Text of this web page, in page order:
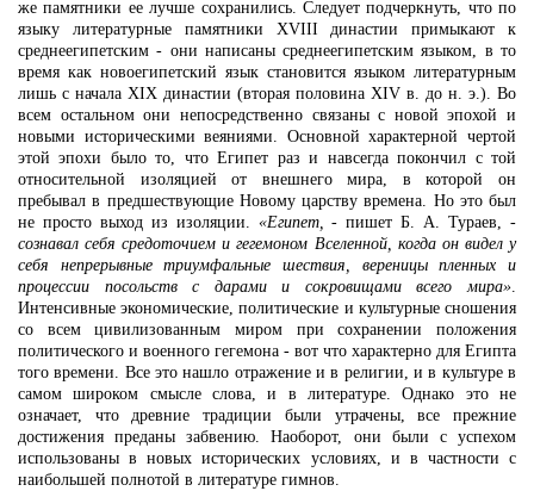
же памятники ее лучше сохранились. Следует подчеркнуть, что по
языку литературные памятники XVIII династии примыкают к
среднеегипетским - они написаны среднеегипетским языком, в то
время как новоегипетский язык становится языком литературным
лишь с начала XIX династии (вторая половина XIV в. до н. э.). Во
всем остальном они непосредственно связаны с новой эпохой и
новыми историческими веяниями. Основной характерной чертой
этой эпохи было то, что Египет раз и навсегда покончил с той
относительной изоляцией от внешнего мира, в которой он
пребывал в предшествующие Новому царству времена. Но это был
не просто выход из изоляции. «Египет, - пишет Б. А. Тураев,-
сознавал себя средоточием и гегемоном Вселенной, когда он видел у
себя непрерывные триумфальные шествия, вереницы пленных и
процессии посольств с дарами и сокровищами всего мира».
Интенсивные экономические, политические и культурные сношения
со всем цивилизованным миром при сохранении положения
политического и военного гегемона - вот что характерно для Египта
того времени. Все это нашло отражение и в религии, и в культуре в
самом широком смысле слова, и в литературе. Однако это не
означает, что древние традиции были утрачены, все прежние
достижения преданы забвению. Наоборот, они были с успехом
использованы в новых исторических условиях, и в частности с
наибольшей полнотой в литературе гимнов.